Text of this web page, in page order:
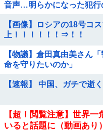
音声…明らかになった犯行
【画像】ロシアの18号コ
上！！！！！！⇒！！
【物議】倉田真由美さん
命を守りたいのか」
【速報】 中国、ガチで逝く
【超！閲覧注意】世界
いると話題に（動画あり）